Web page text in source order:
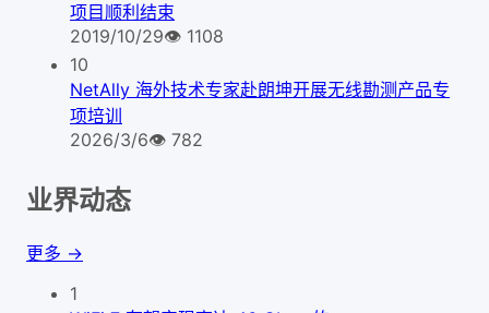
项目顺利结束
2019/10/29👁 1108
10
NetAlly 海外技术专家赴朗坤开展无线勘测产品专
项培训
2026/3/6👁 782
业界动态
更多 →
1